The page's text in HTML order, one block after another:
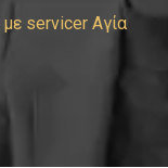
servicer Αγία